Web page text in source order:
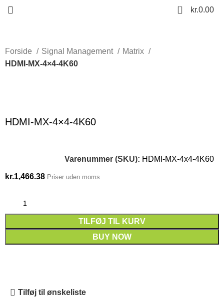
0 kr.0.00
Forside Signal Management
Matrix
HDMI-MX-4×4-4K60
HDMI-MX-4×4-4K60
Varenummer (SKU): HDMI-MX-4x4-4K60
kr.1,466.38 Priser uden moms
TILFØJ TIL KURV
BUY NOW
Tilføj til ønskeliste